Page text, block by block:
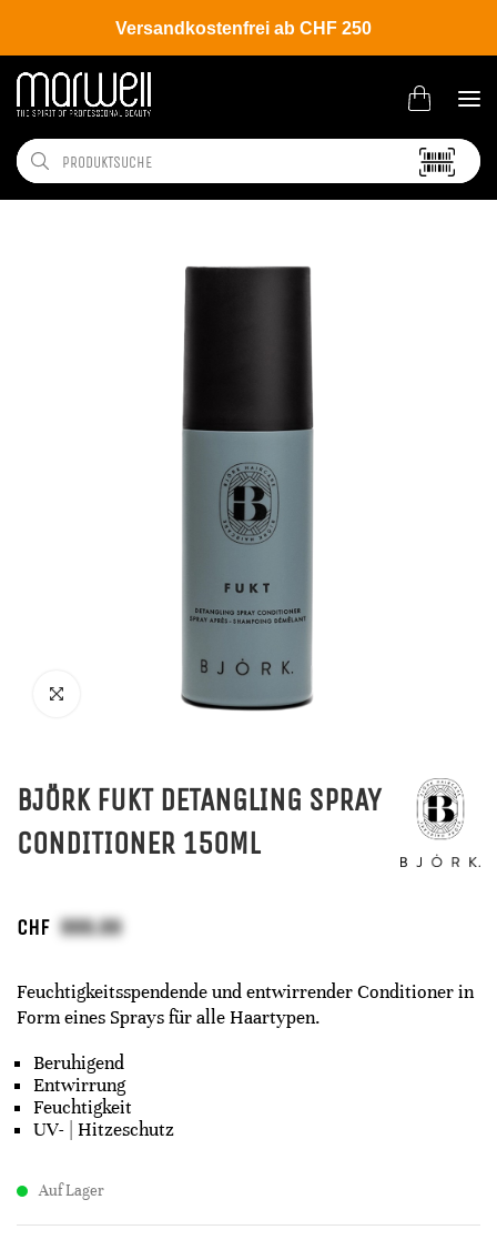
Versandkostenfrei ab CHF 250
Shop Brands Björk Fukt
BJÖRK FUKT DETANGLING SPRAY
CONDITIONER 150ML
CHF
Feuchtigkeitsspendende und entwirrender Conditioner in
Form eines Sprays für alle Haartypen.
Beruhigend
Entwirrung
Feuchtigkeit
UV- | Hitzeschutz
Auf Lager